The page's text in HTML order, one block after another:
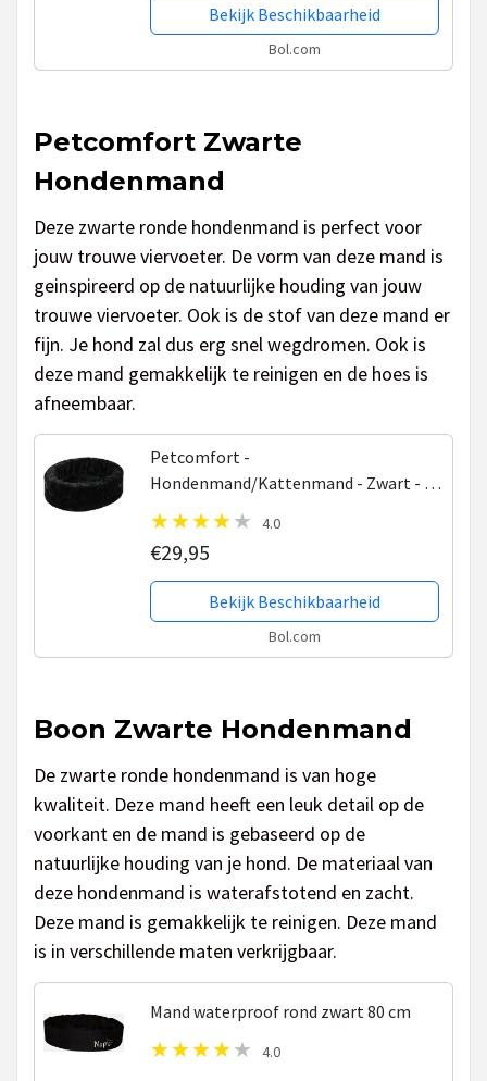
Bekijk Beschikbaarheid
Bol.com
Petcomfort Zwarte
Hondenmand
Deze zwarte ronde hondenmand is perfect voor
jouw trouwe viervoeter. De vorm van deze mand is
geinspireerd op de natuurlijke houding van jouw
trouwe viervoeter. Ook is de stof van deze mand er
fijn. Je hond zal dus erg snel wegdromen. Ook is
deze mand gemakkelijk te reinigen en de hoes is
afneembaar.
Petcomfort -
Hondenmand/Kattenmand - Zwart - 56
x 50 x 15 cm
4.0
€29,95
Bekijk Beschikbaarheid
Bol.com
Boon Zwarte Hondenmand
De zwarte ronde hondenmand is van hoge
kwaliteit. Deze mand heeft een leuk detail op de
voorkant en de mand is gebaseerd op de
natuurlijke houding van je hond. De materiaal van
deze hondenmand is waterafstotend en zacht.
Deze mand is gemakkelijk te reinigen. Deze mand
is in verschillende maten verkrijgbaar.
Mand waterproof rond zwart 80 cm
4.0